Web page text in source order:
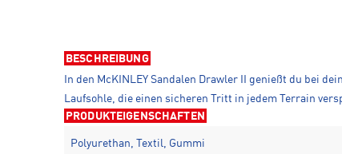
BESCHREIBUNG
In den McKINLEY Sandalen Drawler II genießt du bei
Laufsohle, die einen sicheren Tritt in jedem Terrain
PRODUKTEIGENSCHAFTEN
Polyurethan, Textil, Gummi